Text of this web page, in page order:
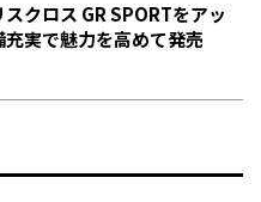
スクロス GR SPORTをアッ
実で魅力を高めて発売